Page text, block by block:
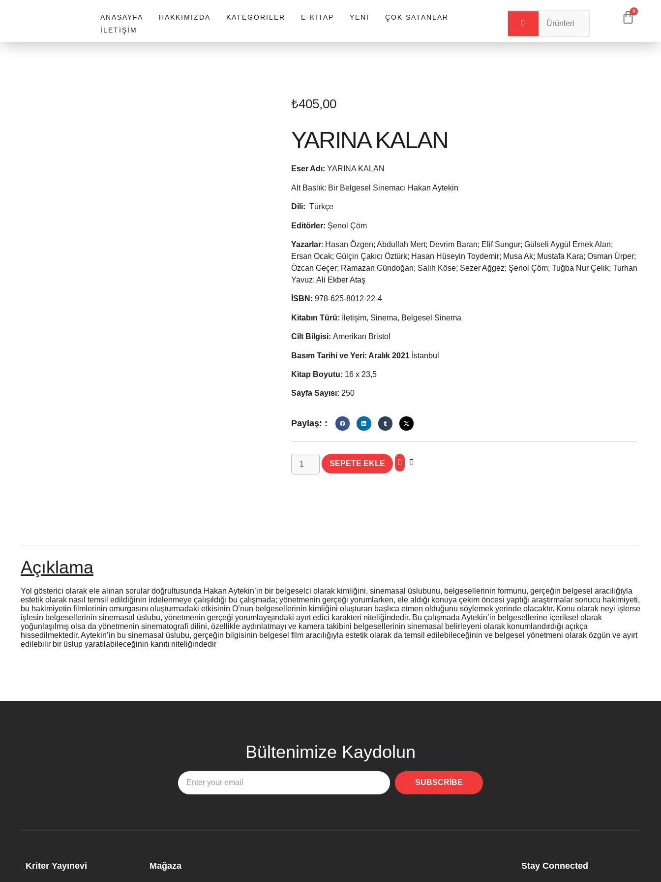
ANASAYFA HAKKIMIZDA KATEGORILER E-KITAP YENI
ÇOK SATANLAR
İLETIŞIM
0
₺405,00
YARINA KALAN
Eser Adı: YARINA KALAN
Alt Baslık: Bir Belgesel Sinemacı Hakan Aytekin
Dili: Türkçe
Editörler: Şenol Çöm
Yazarlar: Hasan Özgen; Abdullah Mert; Devrim Baran; Elif Sungur; Gülseli Aygül Ernek Alan;
Ersan Ocak; Gülçin Çakıcı Öztürk; Hasan Hüseyin Toydemir; Musa Ak; Mustafa Kara; Osman Ürper;
Özcan Geçer; Ramazan Gündoğan; Salih Köse; Sezer Ağgez; Şenol Çöm; Tuğba Nur Çelik; Turhan
Yavuz; Ali Ekber Ataş
İSBN: 978-625-8012-22-4
Kitabın Türü: İletişim, Sinema, Belgesel Sinema
Cilt Bilgisi: Amerikan Bristol
Basım Tarihi ve Yeri: Aralık 2021 İstanbul
Kitap Boyutu: 16 x 23,5
Sayfa Sayısı: 250
Paylaş: :
SEPETE EKLE
Açıklama
Yol gösterici olarak ele alınan sorular doğrultusunda Hakan Aytekin’in bir belgeselci olarak kimliğini, sinemasal üslubunu, belgesellerinin formunu, gerçeğin belgesel aracılığıyla
estetik olarak nasıl temsil edildiğinin irdelenmeye çalışıldığı bu çalışmada; yönetmenin gerçeği yorumlarken, ele aldığı konuya çekim öncesi yaptığı araştırmalar sonucu hakimiyeti,
bu hakimiyetin filmlerinin omurgasını oluşturmadaki etkisinin O’nun belgesellerinin kimliğini oluşturan başlıca etmen olduğunu söylemek yerinde olacaktır. Konu olarak neyi işlerse
işlesin belgesellerinin sinemasal üslubu, yönetmenin gerçeği yorumlayışındaki ayırt edici karakteri niteliğindedir. Bu çalışmada Aytekin’in belgesellerine içeriksel olarak
yoğunlaşılmış olsa da yönetmenin sinematografi dilini, özellikle aydınlatmayı ve kamera takibini belgesellerinin sinemasal belirleyeni olarak konumlandırdığı açıkça
hissedilmektedir. Aytekin’in bu sinemasal üslubu, gerçeğin bilgisinin belgesel film aracılığıyla estetik olarak da temsil edilebileceğinin ve belgesel yönetmeni olarak özgün ve ayırt
edilebilir bir üslup yaratılabileceğinin kanıtı niteliğindedir
Bültenimize Kaydolun
SUBSCRIBE
Kriter Yayınevi Mağaza Stay Connected